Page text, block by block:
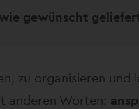
wie gewünscht
zu organisieren
anderen Worten: